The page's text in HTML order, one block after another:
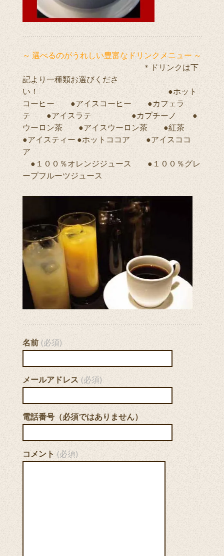
～ 選べるのがうれしい豊富なドリンクメニュー ～
＊ドリンクは下
記より一種類お選びくださ
い！ ●ホット
コーヒー ●アイスコーヒー ●カフェラ
テ ●アイスラテ ●カプチーノ ●
ウーロン茶 ●アイスウーロン茶 ●紅茶
●アイスティー ●ホットココア ●アイスココ
ア
●１００％オレンジジュース ●１００％グレ
ープフルーツジュース
名前 (必須)
メールアドレス (必須)
電話番号（必須ではありません）
コメント (必須)